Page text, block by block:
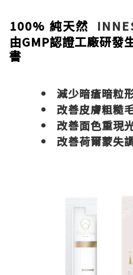
100% 純天然
由GMP認證工廠研發
書
減少暗瘡暗粒
改善皮膚粗糙
改善面色重現
改善荷爾蒙失